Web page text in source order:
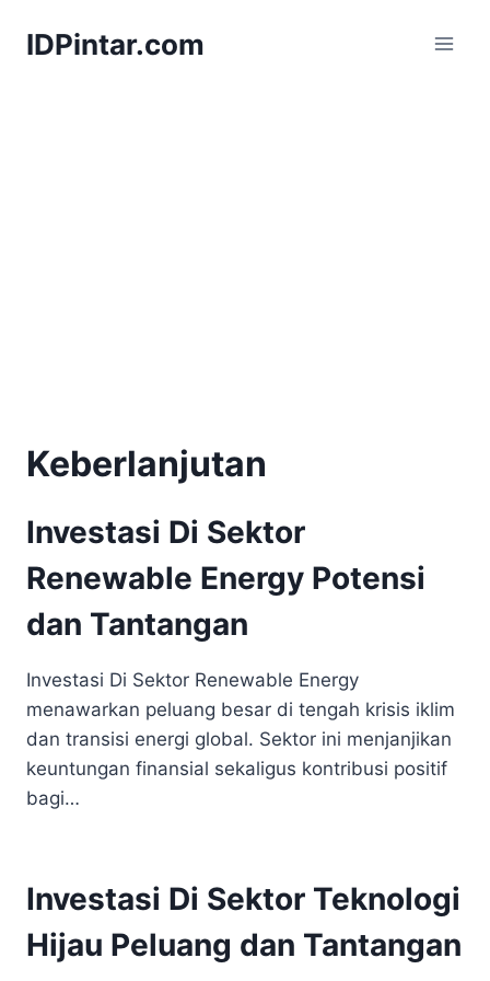
IDPintar.com
Keberlanjutan
Investasi Di Sektor
Renewable Energy Potensi
dan Tantangan
Investasi Di Sektor Renewable Energy
menawarkan peluang besar di tengah krisis iklim
dan transisi energi global. Sektor ini menjanjikan
keuntungan finansial sekaligus kontribusi positif
bagi…
Investasi Di Sektor Teknologi
Hijau Peluang dan Tantangan